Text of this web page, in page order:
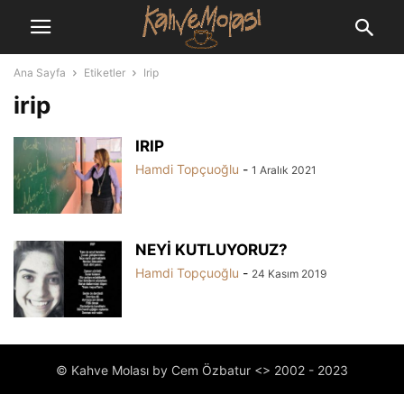
Ana Sayfa Etiketler Irip
irip
IRIP
Hamdi Topçuoğlu - 1 Aralık 2021
NEYİ KUTLUYORUZ?
Hamdi Topçuoğlu - 24 Kasım 2019
© Kahve Molası by Cem Özbatur <> 2002 - 2023